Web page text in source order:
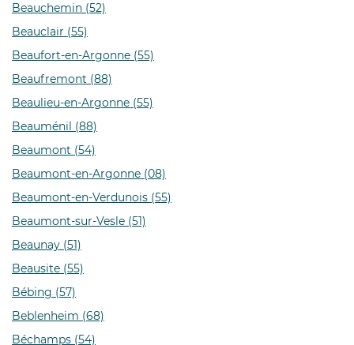
Beauchemin (52)
Beauclair (55)
Beaufort-en-Argonne (55)
Beaufremont (88)
Beaulieu-en-Argonne (55)
Beauménil (88)
Beaumont (54)
Beaumont-en-Argonne (08)
Beaumont-en-Verdunois (55)
Beaumont-sur-Vesle (51)
Beaunay (51)
Beausite (55)
Bébing (57)
Beblenheim (68)
Béchamps (54)